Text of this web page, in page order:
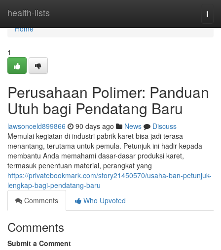
health-lists
Home
Home
1
Perusahaan Polimer: Panduan
Utuh bagi Pendatang Baru
lawsonceld899866 90 days ago News
Discuss
Memulai kegiatan di industri pabrik karet bisa jadi terasa
menantang, terutama untuk pemula. Petunjuk ini hadir kepada
membantu Anda memahami dasar-dasar produksi karet,
termasuk penentuan material, perangkat yang
https://privatebookmark.com/story21450570/usaha-ban-petunjuk-
lengkap-bagi-pendatang-baru
Comments
Who Upvoted
Comments
Submit a Comment